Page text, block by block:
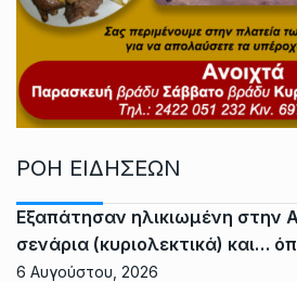
ΡΟΗ ΕΙΔΗΣΕΩΝ
Εξαπάτησαν ηλικιωμένη στην
σενάρια (κυριολεκτικά) και…
6 Αυγούστου, 2026